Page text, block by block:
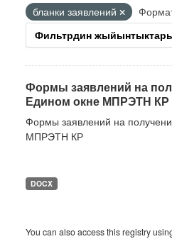
бланки заявлений
Фильтрдин
Формы заявлений на
Едином окне МПРЭТН КР
Формы заявлений на
МПРЭТН КР
DOCX
You can also access this registry